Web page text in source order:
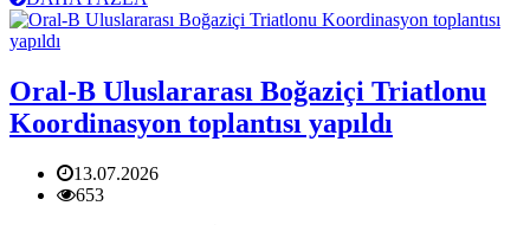
Oral-B Uluslararası Boğaziçi Triatlonu
Koordinasyon toplantısı yapıldı
13.07.2026
653